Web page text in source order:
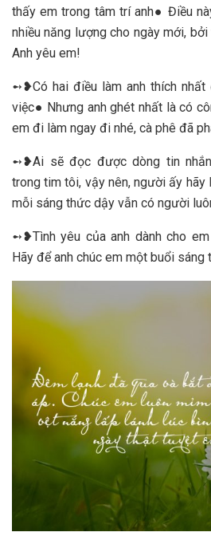
thấy em trong tâm trí anh● Điều
nhiều năng lượng cho ngày mới,
Anh yêu em!
➻❥Có hai điều làm anh thích
việc● Nhưng anh ghét nhất là có
em đi làm ngay đi nhé, cà phê đã
➻❥Ai sẽ đọc được dòng tin
trong tim tôi, vậy nên, người ấy hãy
mỗi sáng thức dậy vẫn có người
➻❥Tình yêu của anh dành cho
Hãy để anh chúc em một buổi sáng